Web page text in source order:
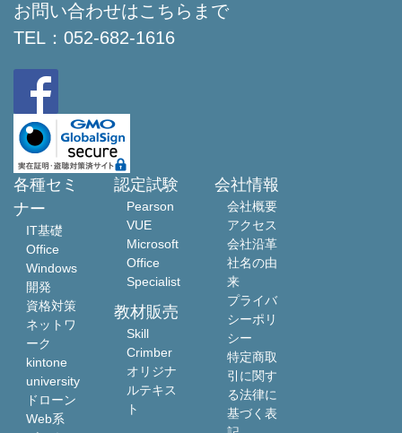
お問い合わせはこちらまで
TEL： 052-682-1616
各種セミ
ナー
IT基礎
Office
Windows
開発
資格対策
ネットワ
ーク
kintone
university
ドローン
Web系
認定試験
Pearson
VUE
Microsoft
Office
Specialist
教材販売
Skill
Crimber
オリジナ
ルテキス
ト
会社情報
会社概要
アクセス
会社沿革
社名の由
来
プライバ
シーポリ
シー
特定商取
引に関す
る法律に
基づく表